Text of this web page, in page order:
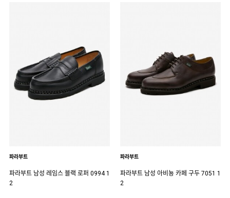
파라부트
파라부트 남성 레임스 블랙 로퍼 0994 1
2
파라부트
파라부트 남성 아비뇽 카페 구두 7051 1
2